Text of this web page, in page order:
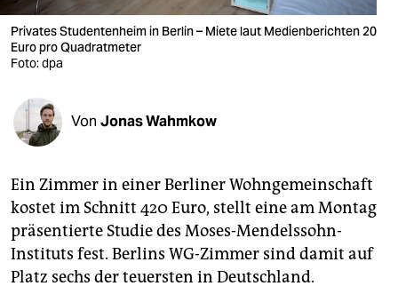
verlag
verlag
shop
fragen & hilfe
unterstützen
abo
genossenschaft
Privates Studentenheim in Berlin – Miete laut Medienberichten 20
Euro pro Quadratmeter
Foto: dpa
Von Jonas Wahmkow
Ein Zimmer in einer Berliner Wohngemeinschaft
kostet im Schnitt 420 Euro, stellt eine am Montag
präsentierte Studie des Moses-Mendelssohn-
Instituts fest. Berlins WG-Zimmer sind damit auf
Platz sechs der teuersten in Deutschland.